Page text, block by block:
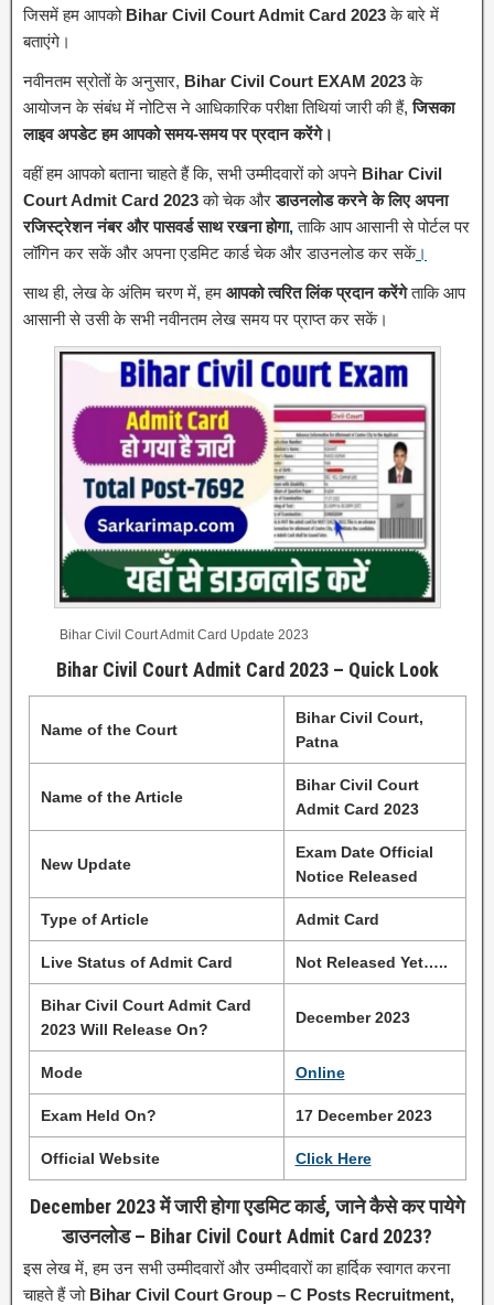
जिसमें हम आपकोBihar Civil Court Admit Card 2023के बारे में
बताएंगे।
नवीनतम स्रोतों के अनुसार, Bihar Civil Court EXAM 2023के
आयोजन के संबंध में नोटिस ने आधिकारिक परीक्षा तिथियां जारी की हैं,जिसका
लाइव अपडेट हम आपको समय-समय पर प्रदान करेंगे।
वहीं हम आपको बताना चाहते हैं कि, सभी उम्मीदवारों को अपने Bihar Civil
Court Admit Card 2023को चेक औरडाउनलोड करने के लिए अपना
रजिस्ट्रेशन नंबर और पासवर्ड साथ रखना होगा,ताकि आप आसानी से पोर्टल पर
लॉगिन कर सकें और अपना एडमिट कार्ड चेक और डाउनलोड कर सकें।
साथ ही, लेख के अंतिम चरण में, हम आपको त्वरित लिंक प्रदान करेंगेताकि आप
आसानी से उसी के सभी नवीनतम लेख समय पर प्राप्त कर सकें।
Bihar Civil Court Admit Card Update 2023
Bihar Civil Court Admit Card 2023 – Quick Look
Name of the Court
Bihar Civil Court,
Patna
Name of the Article
Bihar Civil Court
Admit Card 2023
New Update
Exam Date Official
Notice Released
Type of Article Admit Card
Live Status of Admit Card Not Released Yet…..
Bihar Civil Court Admit Card
2023 Will Release On?
December 2023
Mode Online
Exam Held On? 17 December 2023
Official Website Click Here
December 2023 में जारी होगा एडमिट कार्ड, जाने कैसे कर पायेगे
डाउनलोड – Bihar Civil Court Admit Card 2023?
इस लेख में, हम उन सभी उम्मीदवारों और उम्मीदवारों का हार्दिक स्वागत करना
चाहते हैं जो Bihar Civil Court Group – C Posts Recruitment,